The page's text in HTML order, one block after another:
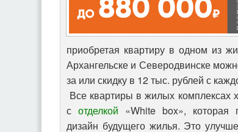
приобретая квартиру в одном из
Архангельске и Северодвинске
за или скидку в 12 тыс. рублей с
Все квартиры в жилых комплексах
с отделкой «White box», которая
дизайн будущего жилья. Это